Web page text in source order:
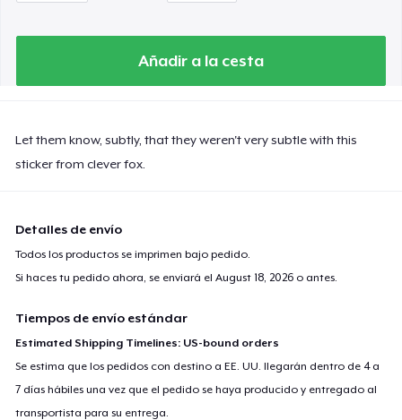
Añadir a la cesta
Let them know, subtly, that they weren't very subtle with this
sticker from clever fox.
Detalles de envío
Todos los productos se imprimen bajo pedido.
Si haces tu pedido ahora, se enviará elAugust 18, 2026 o antes.
Tiempos de envío estándar
Estimated Shipping Timelines: US-bound orders
Se estima que los pedidos con destino a EE. UU. llegarán dentro de 4 a
7 días hábiles una vez que el pedido se haya producido y entregado al
transportista para su entrega.